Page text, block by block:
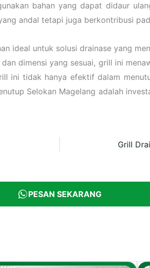
bahan yang dapat didaur
andal tetapi juga berkontribusi
ideal untuk solusi drainase yang
dimensi yang sesuai, grill ini
ini tidak hanya efektif dalam
Selokan Magelang adalah
Grill
PESAN SEKARANG